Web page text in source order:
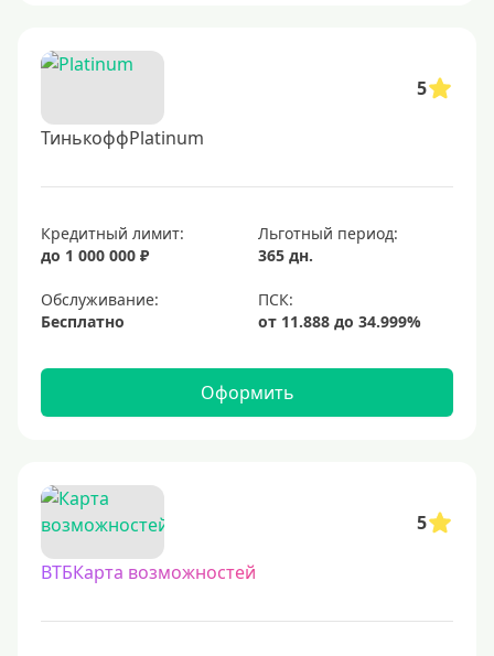
5
ТинькоффPlatinum
Кредитный лимит:
до 1 000 000 ₽
Льготный период:
365 дн.
Обслуживание:
Бесплатно
Оформить
5
ВТБКарта возможностей